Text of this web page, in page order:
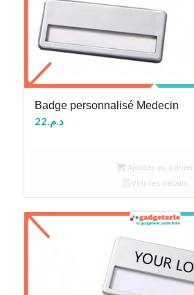
Badge personnalisé Medecin
د.م.22
Ajouter au panier
Voir les détails